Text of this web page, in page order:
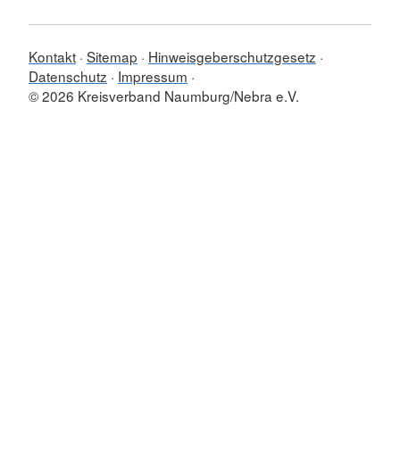
Kontakt Sitemap
Hinweisgeberschutzgesetz
Datenschutz
Impressum
© 2026 Kreisverband Naumburg/Nebra e.V.